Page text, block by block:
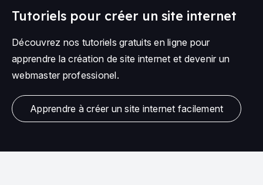
Tutoriels pour créer un site internet
Découvrez nos tutoriels gratuits en ligne pour
apprendre la création de site internet et devenir un
webmaster professionel.
Apprendre à créer un site internet facilement